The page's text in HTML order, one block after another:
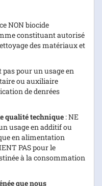
NON biocide
constituant autorisé
des matériaux et
pour un usage en
ou auxiliaire
de denrées
qualité technique : NE
usage en additif ou
en alimentation
PAS pour le
à la consommation
que nous